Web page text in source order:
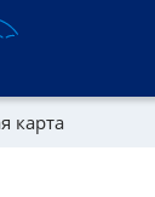
карта